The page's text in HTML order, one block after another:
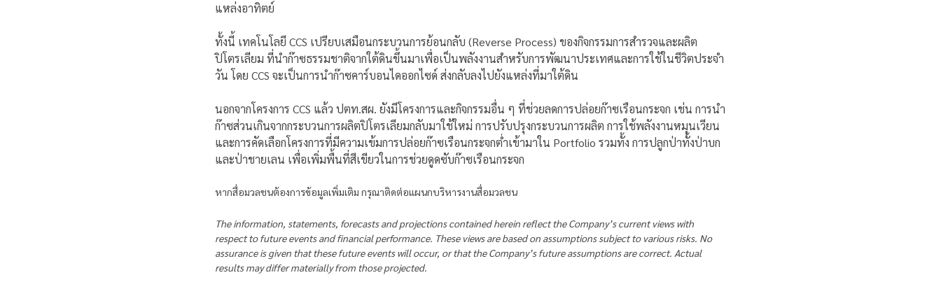
แหล่งอาทิตย์
ทั้งนี้ เทคโนโลยี CCS เปรียบเสมือนกระบวนการย้อนกลับ (Reverse Process) ของกิจกรรมการสำรวจและผลิต
ปิโตรเลียม ที่นำก๊าซธรรมชาติจากใต้ดินขึ้นมาเพื่อเป็นพลังงานสำหรับการพัฒนาประเทศและการใช้ในชีวิตประจำ
วัน โดย CCS จะเป็นการนำก๊าซคาร์บอนไดออกไซด์ ส่งกลับลงไปยังแหล่งที่มาใต้ดิน
นอกจากโครงการ CCS แล้ว ปตท.สผ. ยังมีโครงการและกิจกรรมอื่น ๆ ที่ช่วยลดการปล่อยก๊าซเรือนกระจก เช่น การนำ
ก๊าซส่วนเกินจากกระบวนการผลิตปิโตรเลียมกลับมาใช้ใหม่ การปรับปรุงกระบวนการผลิต การใช้พลังงานหมุนเวียน
และการคัดเลือกโครงการที่มีความเข้มการปล่อยก๊าซเรือนกระจกต่ำเข้ามาใน Portfolio รวมทั้ง การปลูกป่าทั้งป่าบก
และป่าชายเลน เพื่อเพิ่มพื้นที่สีเขียวในการช่วยดูดซับก๊าซเรือนกระจก
หากสื่อมวลชนต้องการข้อมูลเพิ่มเติม กรุณาติดต่อแผนกบริหารงานสื่อมวลชน
The information, statements, forecasts and projections contained herein reflect the Company’s current views with
respect to future events and financial performance. These views are based on assumptions subject to various risks. No
assurance is given that these future events will occur, or that the Company’s future assumptions are correct. Actual
results may differ materially from those projected.